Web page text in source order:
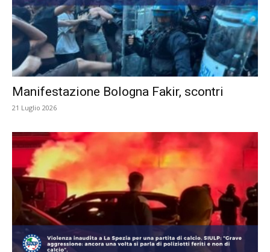
Manifestazione Bologna Fakir, scontri
21 Luglio 2026